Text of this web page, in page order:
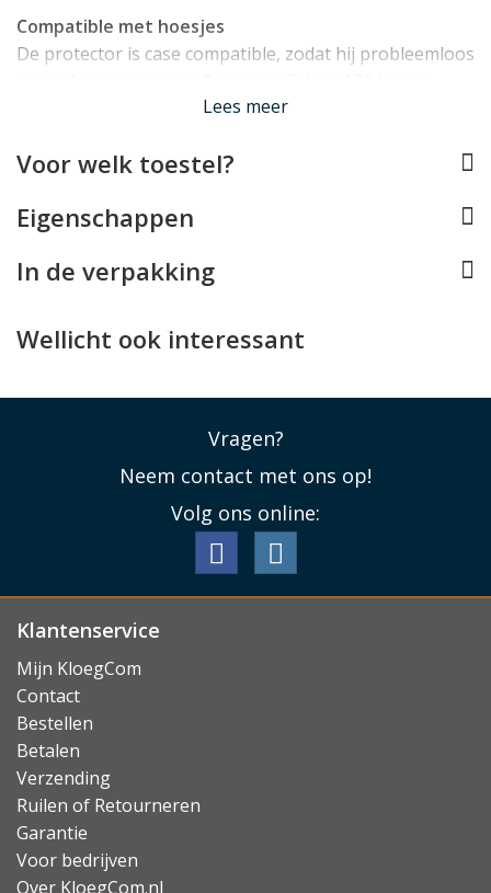
Compatible met hoesjes
De protector is case compatible, zodat hij probleemloos
Hoge hardheid van 9H
van tempered glass met een hardheid van 9H. Dit
is en in staat is veel schadelijke energie de absorberen
Lees minder
Lees meer
Voor welk toestel?
Eigenschappen
In de verpakking
Wellicht ook interessant
Vragen?
Neem contact met ons op!
Volg ons online:
Klantenservice
Mijn KloegCom
Contact
Bestellen
Betalen
Verzending
Ruilen of Retourneren
Garantie
Voor bedrijven
Over KloegCom.nl